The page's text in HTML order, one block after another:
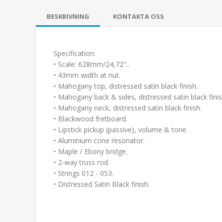
BESKRIVNING KONTAKTA OSS
Specification:
• Scale: 628mm/24,72"..
• 43mm width at nut.
• Mahogany top, distressed satin black finish.
• Mahogany back & sides, distressed satin black
• Mahogany neck, distressed satin black finish.
• Blackwood fretboard.
• Lipstick pickup (passive), volume & tone.
• Aluminium cone resonator.
• Maple / Ebony bridge.
• 2-way truss rod.
• Strings 012 - 053.
• Distressed Satin Black finish.